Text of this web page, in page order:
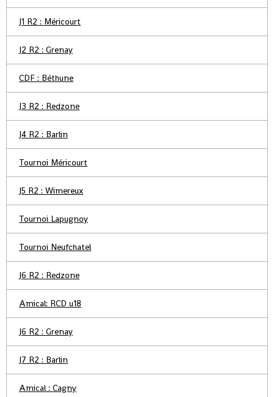
J1 R2 : Méricourt
J2 R2 : Grenay
CDF : Béthune
J3 R2 : Redzone
J4 R2 : Barlin
Tournoi Méricourt
J5 R2 : Wimereux
Tournoi Lapugnoy
Tournoi Neufchatel
J6 R2 : Redzone
Amical: RCD u18
J6 R2 : Grenay
J7 R2 : Barlin
Amical : Cagny